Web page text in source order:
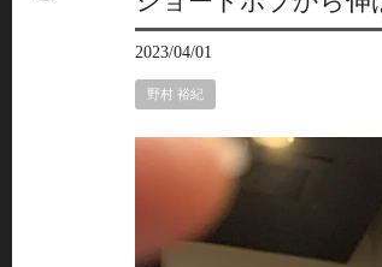
2023/04/01
野村 裕紀